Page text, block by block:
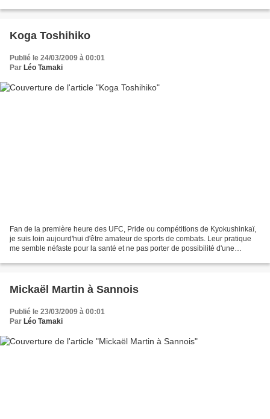
Koga Toshihiko
Publié le 24/03/2009 à 00:01
Par Léo Tamaki
Fan de la première heure des UFC, Pride ou compétitions de Kyokushinkaï,
je suis loin aujourd'hui d'être amateur de sports de combats. Leur pratique
me semble néfaste pour la santé et ne pas porter de possibilité d'une
Mickaël Martin à Sannois
Publié le 23/03/2009 à 00:01
Par Léo Tamaki